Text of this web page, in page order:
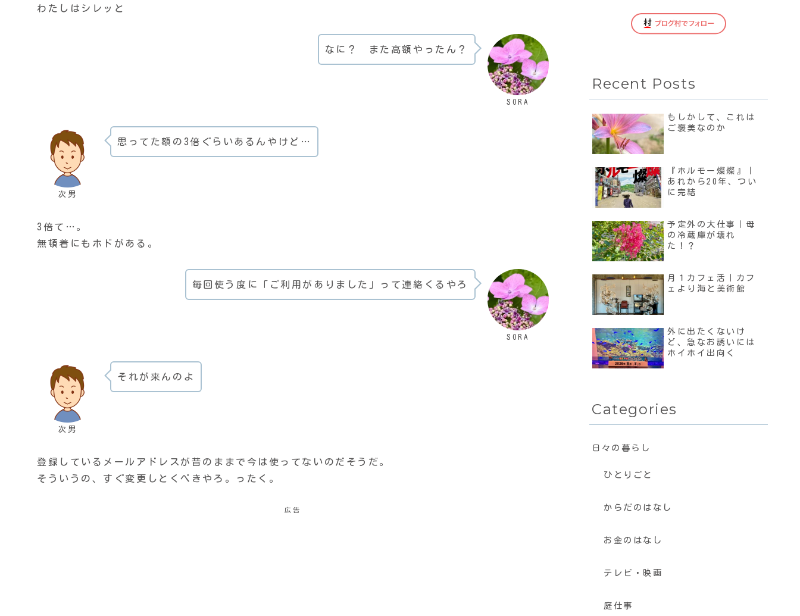
わたしはシレッと
SORA
なに？ また高額やったん？
次男
思ってた額の3倍ぐらいあるんやけど…
3倍て…。
無頓着にもホドがある。
SORA
毎回使う度に「ご利用がありました」って連絡くるやろ
次男
それが来んのよ
登録しているメールアドレスが昔のままで今は使ってないのだそうだ。
そういうの、すぐ変更しとくべきやろ。ったく。
広告
Recent Posts
もしかして、これは
ご褒美なのか
『ホルモー燦燦』｜
あれから20年、つい
に完結
予定外の大仕事｜母
の冷蔵庫が壊れ
た！？
月１カフェ活｜カフ
ェより海と美術館
外に出たくないけ
ど、急なお誘いには
ホイホイ出向く
Categories
日々の暮らし
ひとりごと
からだのはなし
お金のはなし
テレビ・映画
庭仕事